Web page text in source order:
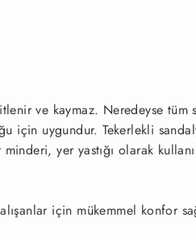
ve kaymaz. Neredeyse
için uygundur. Tekerlekli
yer yastığı olarak
için mükemmel konfor